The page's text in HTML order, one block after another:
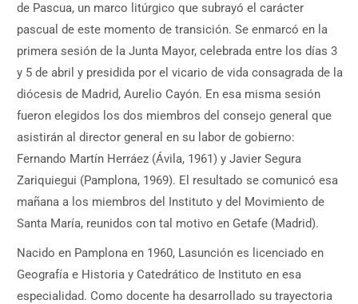
de Pascua, un marco litúrgico que subrayó el carácter
pascual de este momento de transición. Se enmarcó en la
primera sesión de la Junta Mayor, celebrada entre los días 3
y 5 de abril y presidida por el vicario de vida consagrada de la
diócesis de Madrid, Aurelio Cayón. En esa misma sesión
fueron elegidos los dos miembros del consejo general que
asistirán al director general en su labor de gobierno:
Fernando Martín Herráez (Ávila, 1961) y Javier Segura
Zariquiegui (Pamplona, 1969). El resultado se comunicó esa
mañana a los miembros del Instituto y del Movimiento de
Santa María, reunidos con tal motivo en Getafe (Madrid).
Nacido en Pamplona en 1960, Lasunción es licenciado en
Geografía e Historia y Catedrático de Instituto en esa
especialidad. Como docente ha desarrollado su trayectoria